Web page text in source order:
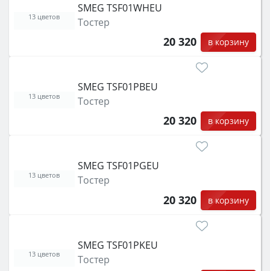
SMEG TSF01WHEU
Тостер
20 320 в корзину
13 цветов
SMEG TSF01PBEU
Тостер
20 320 в корзину
13 цветов
SMEG TSF01PGEU
Тостер
20 320 в корзину
13 цветов
SMEG TSF01PKEU
Тостер
13 цветов